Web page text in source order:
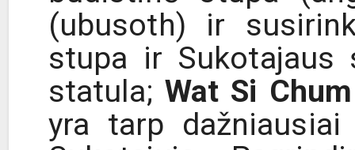
(ubusoth) ir
stupa ir Sukotajaus
statula; Wat Si Chum
yra tarp